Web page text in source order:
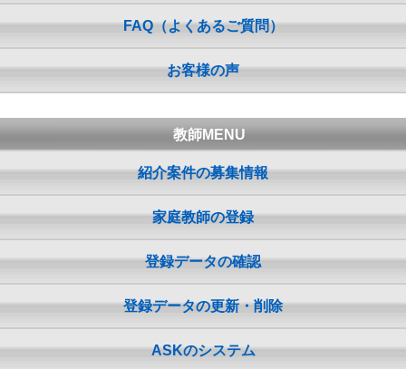
FAQ（よくあるご質問）
お客様の声
教師MENU
紹介案件の募集情報
家庭教師の登録
登録データの確認
登録データの更新・削除
ASKのシステム